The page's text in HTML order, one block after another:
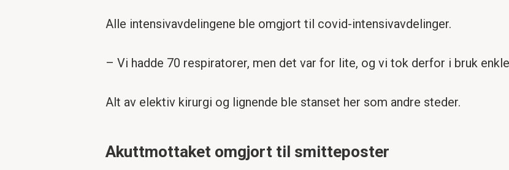
Alle intensivavdelingene ble omgjort til covid-intensivavdelinger.
– Vi hadde 70 respiratorer, men det var for lite, og vi tok derfor i bruk
Alt av elektiv kirurgi og lignende ble stanset her som andre steder.
Akuttmottaket omgjort til smitteposter